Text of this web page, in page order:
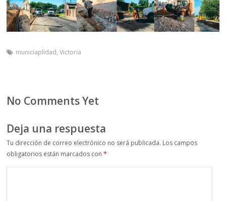
municiaplidad,Victoria
No Comments Yet
Deja una respuesta
Tu dirección de correo electrónico no será publicada. Los campos
obligatorios están marcados con*